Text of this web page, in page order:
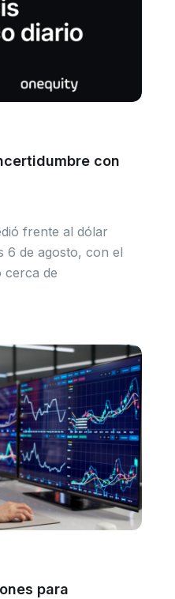
con
frente al dólar
6 de agosto, con el
cerca de
para